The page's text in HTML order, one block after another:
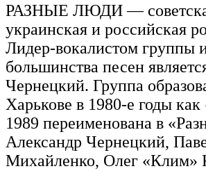
РАЗНЫЕ ЛЮДИ —
украинская и российская
Лидер-вокалистом группы
большинства песен
Чернецкий. Группа
Харькове в 1980-е годы
1989 переименована в
Александр Чернецкий,
Михайленко, Олег «Клим»